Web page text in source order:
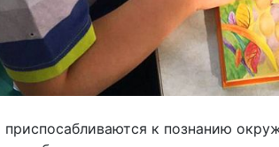
к познанию